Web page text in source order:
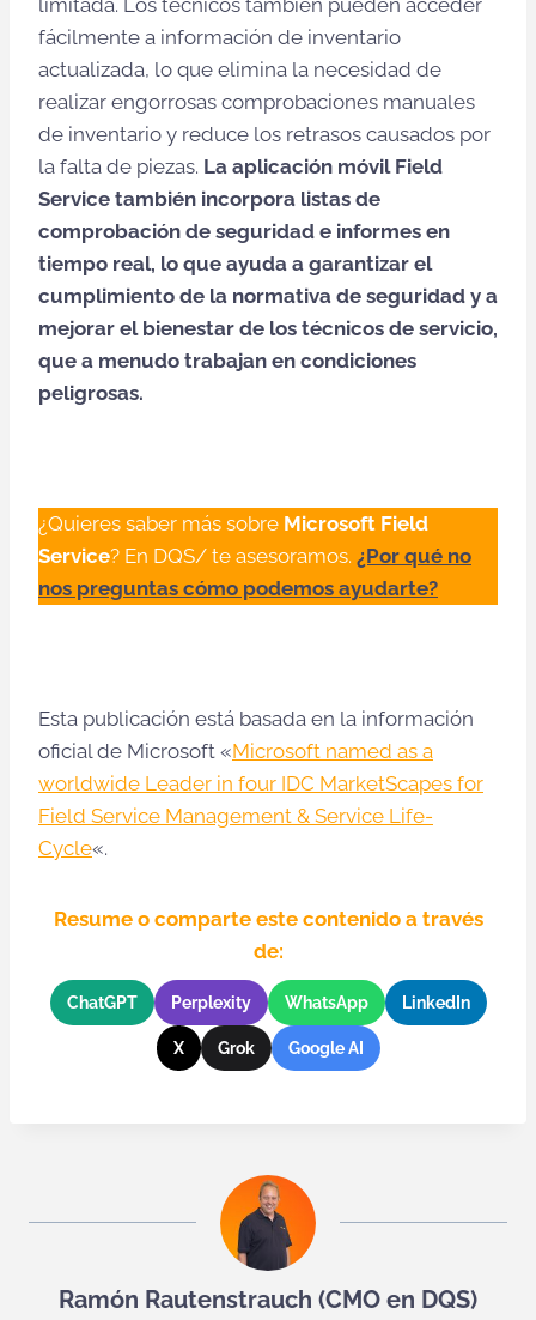
limitada. Los técnicos también pueden acceder
fácilmente a información de inventario
actualizada, lo que elimina la necesidad de
realizar engorrosas comprobaciones manuales
de inventario y reduce los retrasos causados por
la falta de piezas. La aplicación móvil Field
Service también incorpora listas de
comprobación de seguridad e informes en
tiempo real, lo que ayuda a garantizar el
cumplimiento de la normativa de seguridad y a
mejorar el bienestar de los técnicos de servicio,
que a menudo trabajan en condiciones
peligrosas.
¿Quieres saber más sobre Microsoft Field
Service? En DQS/ te asesoramos. ¿Por qué no
nos preguntas cómo podemos ayudarte?
Esta publicación está basada en la información
oficial de Microsoft «Microsoft named as a
worldwide Leader in four IDC MarketScapes for
Field Service Management & Service Life-
Cycle«.
Resume o comparte este contenido a través
de:
ChatGPT Perplexity WhatsApp LinkedIn
X Grok Google AI
Ramón Rautenstrauch (CMO en DQS)